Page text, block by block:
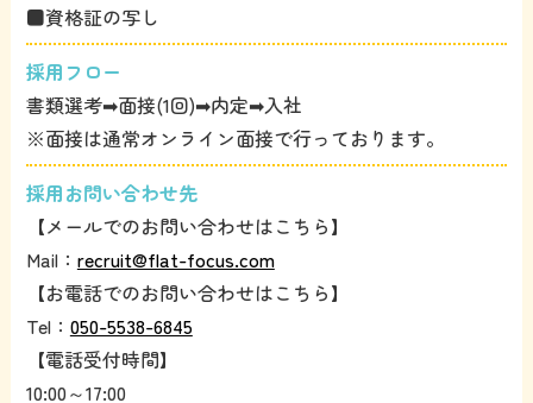
■資格証の写し
採用フロー
書類選考➡面接(1回)➡内定➡入社
※面接は通常オンライン面接で行っております。
採用お問い合わせ先
【メールでのお問い合わせはこちら】
Mail： recruit@flat-focus.com
【お電話でのお問い合わせはこちら】
Tel： 050-5538-6845
【電話受付時間】
10:00～17:00